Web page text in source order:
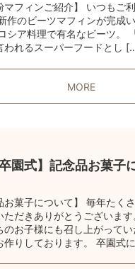
マフィンご紹介】 いつもご
作のビーツマフィンが完成
シア料理で有名なビーツ。
われるスーパーフードとし
MORE
卒園式】記念品お菓子
お菓子について】 毎年たく
ただきありがとうございま
のお子様にも召し上がって
作りしております。 卒園式